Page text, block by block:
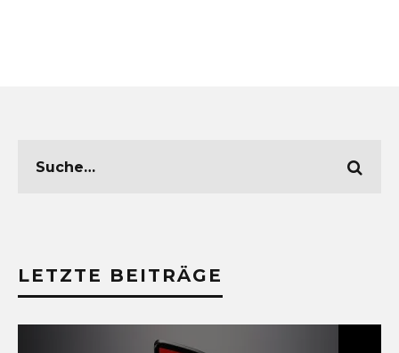
LETZTE BEITRÄGE